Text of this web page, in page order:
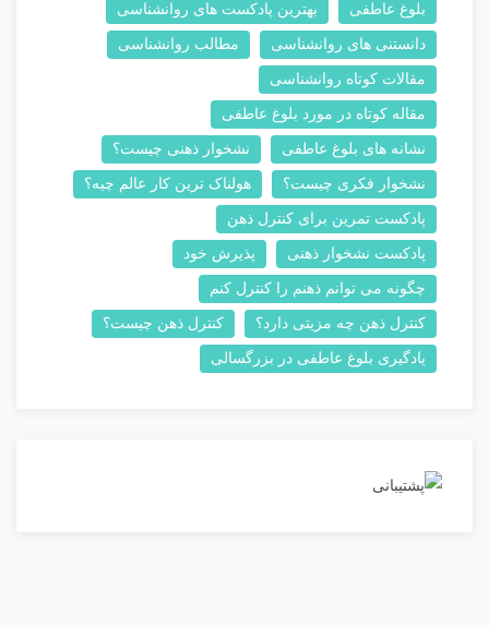
بلوغ عاطفی بهترین پادکست های روانشناسی
دانستنی های روانشناسی مطالب روانشناسی
مقالات کوتاه روانشناسی
مقاله کوتاه در مورد بلوغ عاطفی
نشانه های بلوغ عاطفی نشخوار ذهنی چیست؟
نشخوار فکری چیست؟ هولناک ترین کار عالم چیه؟
پادکست تمرین برای کنترل ذهن
پادکست نشخوار ذهنی پذیرش خود
چگونه می توانم ذهنم را کنترل کنم
کنترل ذهن چه مزیتی دارد؟ کنترل ذهن چیست؟
یادگیری بلوغ عاطفی در بزرگسالی